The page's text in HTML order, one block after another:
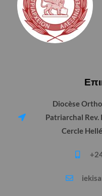
Diocèse
Patriarchal
Cercle